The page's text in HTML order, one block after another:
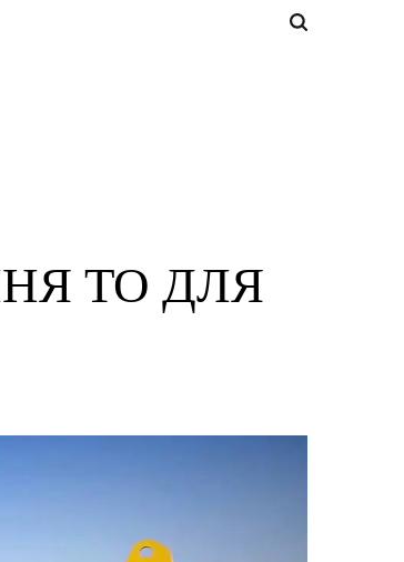
ТО ДЛЯ